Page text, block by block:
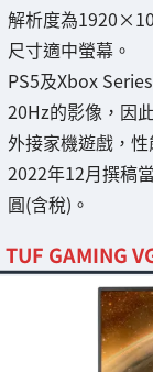
解析度為
尺寸適中螢幕。
PS5及Xbox
20Hz的影像，因
外接家機遊戲，性
2022年12月撰稿
圓(含稅)。
TUF GAMING